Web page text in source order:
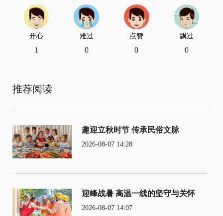
开心
1
难过
0
点赞
0
飘过
0
推荐阅读
趣迎立秋时节 传承民俗文脉
2026-08-07 14:28
迎峰战暑 高温一线的坚守与关怀
2026-08-07 14:07